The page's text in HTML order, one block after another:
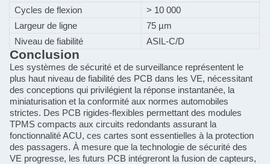
Cycles de flexion
> 10 000
Largeur de ligne
75 µm
Niveau de fiabilité
ASIL-C/D
Conclusion
Les systèmes de sécurité et de surveillance représentent le
plus haut niveau de fiabilité des PCB dans les VE, nécessitant
des conceptions qui privilégient la réponse instantanée, la
miniaturisation et la conformité aux normes automobiles
strictes. Des PCB rigides-flexibles permettant des modules
TPMS compacts aux circuits redondants assurant la
fonctionnalité ACU, ces cartes sont essentielles à la protection
des passagers. À mesure que la technologie de sécurité des
VE progresse, les futurs PCB intégreront la fusion de capteurs,